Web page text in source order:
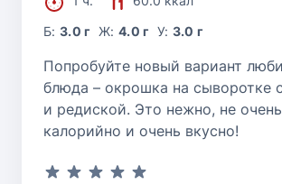
Б:3.0 г Ж: 4.0 г У: 3.0 г
Попробуйте новый вариант
блюда – окрошка на сыворотке
и редиской. Это нежно, не очень
калорийно и очень вкусно!